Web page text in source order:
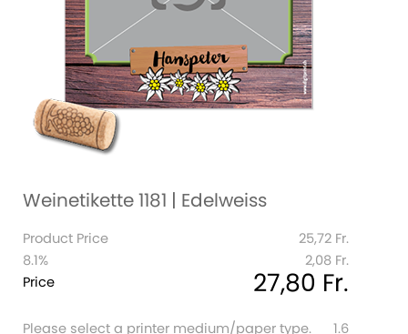
Weinetikette 1181 | Edelweiss
Product Price
25,72 Fr.
8.1%
2,08 Fr.
Price
27,80 Fr.
Please select a printer medium/paper type.
1.6